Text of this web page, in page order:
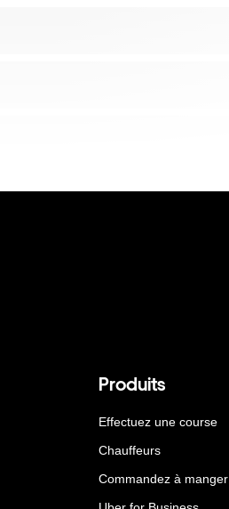
Produits
Effectuez une course
Chauffeurs
Commandez à manger